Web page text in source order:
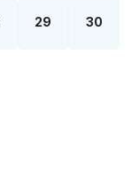
29 30